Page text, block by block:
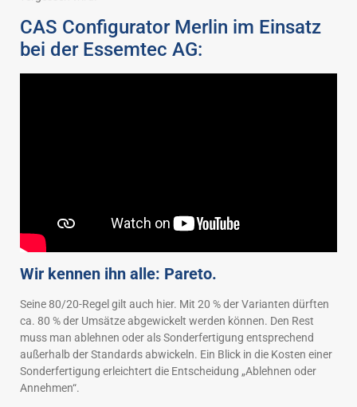
CAS Configurator Merlin im Einsatz
bei der Essemtec AG:
Wir kennen ihn alle: Pareto.
Seine 80/20-Regel gilt auch hier. Mit 20 % der Varianten dürften
ca. 80 % der Umsätze abgewickelt werden können. Den Rest
muss man ablehnen oder als Sonderfertigung entsprechend
außerhalb der Standards abwickeln. Ein Blick in die Kosten einer
Sonderfertigung erleichtert die Entscheidung „Ablehnen oder
Annehmen“.